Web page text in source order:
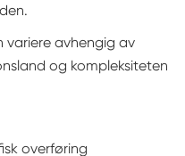
variere avhengig av
og kompleksiteten
overføring